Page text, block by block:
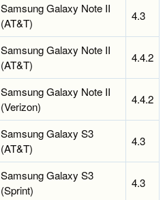
Samsung Galaxy Note II
(AT&T)
4.3
Samsung Galaxy Note II
(AT&T)
4.4.2
Samsung Galaxy Note II
(Verizon)
4.4.2
Samsung Galaxy S3
(AT&T)
4.3
Samsung Galaxy S3
(Sprint)
4.3